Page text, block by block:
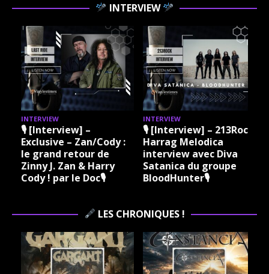
INTERVIEW
INTERVIEW
🎙 [Interview] –
Exclusive – Zan/Cody :
le grand retour de
Zinny J. Zan & Harry
Cody ! par le Doc🎙
INTERVIEW
🎙 [Interview] – 213Rock
Harrag Melodica
interview avec Diva
Satanica du groupe
BloodHunter🎙
LES CHRONIQUES !